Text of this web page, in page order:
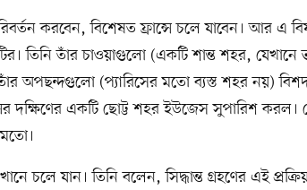
করবেন, বিশেষত ফ্রান্সে চলে যাবেন। আর এ
তিনি তাঁর চাওয়াগুলো (একটি শান্ত শহর,
অপছন্দগুলো (প্যারিসের মতো ব্যস্ত শহর নয়)
দক্ষিণের একটি ছোট্ট শহর ইউজেস সুপারিশ করল।
চলে যান। তিনি বলেন, সিদ্ধান্ত গ্রহণের এই